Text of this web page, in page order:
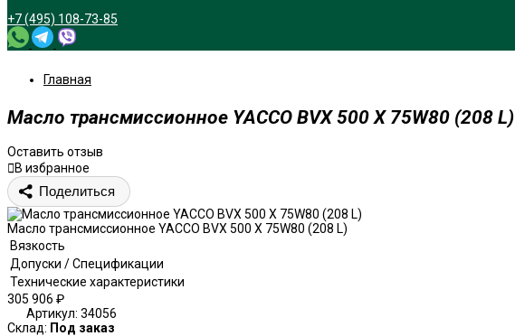
+7 (495) 108-73-85
Главная
Масло трансмиссионное YACCO BVX 500 X 75W80 (208 L)
Оставить отзыв
В избранное
Поделиться
Масло трансмиссионное YACCO BVX 500 X 75W80 (208 L)
Вязкость
Допуски / Спецификации
Технические характеристики
305 906 ₽
Артикул: 34056
Склад: Под заказ